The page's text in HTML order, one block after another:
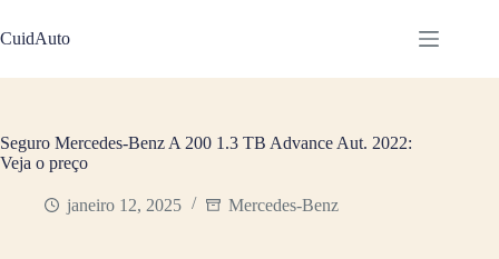
para
o
CuidAuto
Seguro Mercedes-Benz A 200 1.3 TB Advance Aut. 2022:
Veja o preço
janeiro 12, 2025 Mercedes-Benz